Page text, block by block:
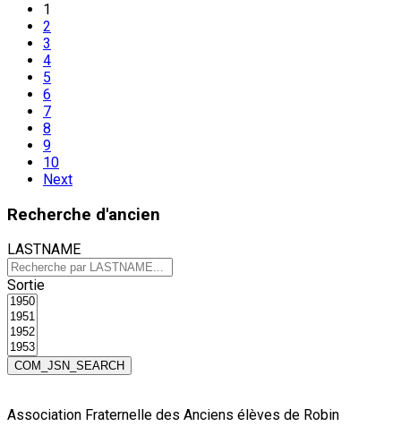
1
2
3
4
5
6
7
8
9
10
Next
Recherche d'ancien
LASTNAME
Sortie
Association Fraternelle des Anciens élèves de Robin